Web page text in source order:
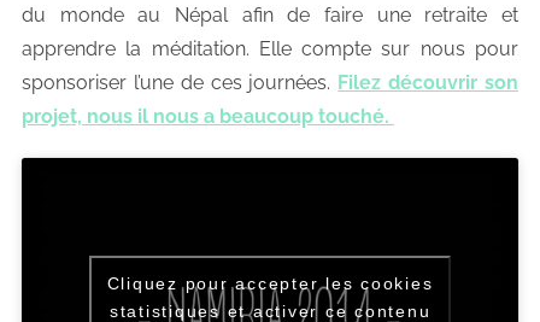
du monde au Népal afin de faire une retraite et
apprendre la méditation. Elle compte sur nous pour
sponsoriser l’une de ces journées. Filez découvrir son
projet, nous il nous a beaucoup touché.
Cliquez pour accepter les cookies
statistiques et activer ce contenu